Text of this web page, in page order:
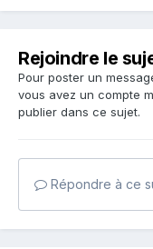
Rejoindre le
Pour poster un
vous avez un compte
publier dans ce sujet.
Répondre à ce